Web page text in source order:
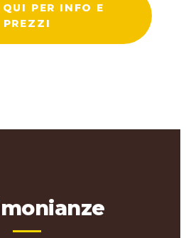
PER INFO E
PREZZI